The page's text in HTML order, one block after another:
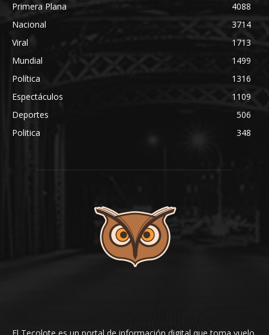
Primera Plana
4088
Nacional
3714
Viral
1713
Mundial
1499
Política
1316
Espectáculos
1109
Deportes
506
Politica
348